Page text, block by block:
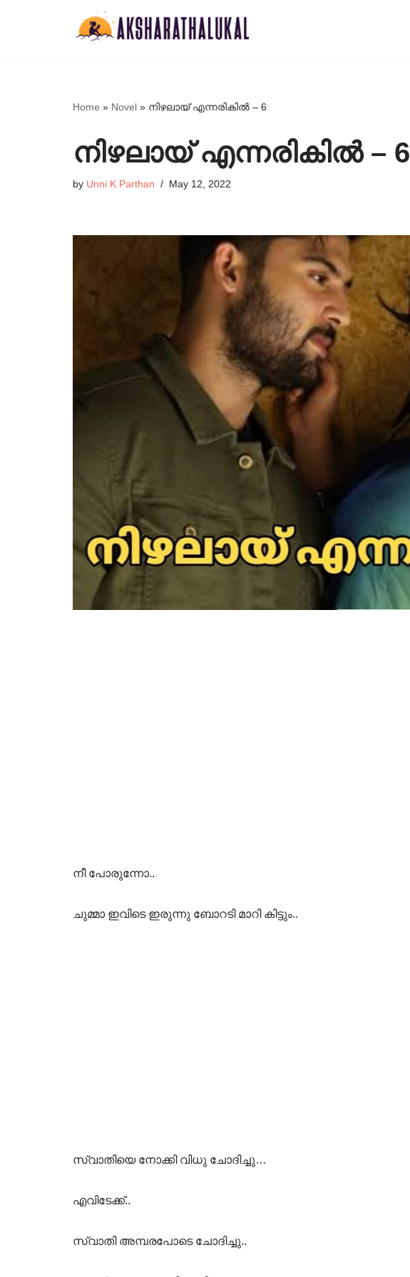
Home » Novel » നിഴലായ് എന്നരികിൽ – 6
നിഴലായ് എന്നരികിൽ – 6
by Unni K Parthan May 12, 2022
നീ പോരുന്നോ..
ചുമ്മാ ഇവിടെ ഇരുന്നു ബോറടി മാറി കിട്ടും..
സ്വാതിയെ നോക്കി വിധു ചോദിച്ചു…
എവിടേക്ക്..
സ്വാതി അമ്പരപോടെ ചോദിച്ചു..